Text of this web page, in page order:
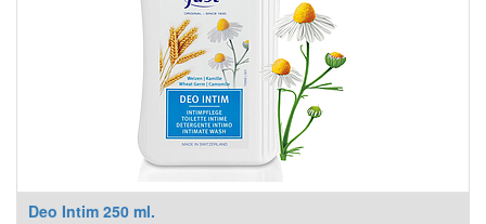
Deo Intim 250 ml.